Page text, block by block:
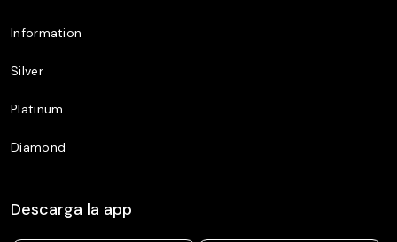
Information
Silver
Platinum
Diamond
Descarga la app